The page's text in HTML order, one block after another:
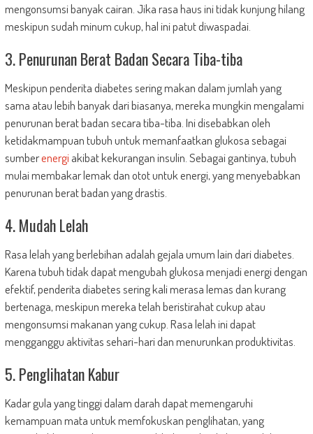
mengonsumsi banyak cairan. Jika rasa haus ini tidak kunjung hilang
meskipun sudah minum cukup, hal ini patut diwaspadai.
3. Penurunan Berat Badan Secara Tiba-tiba
Meskipun penderita diabetes sering makan dalam jumlah yang
sama atau lebih banyak dari biasanya, mereka mungkin mengalami
penurunan berat badan secara tiba-tiba. Ini disebabkan oleh
ketidakmampuan tubuh untuk memanfaatkan glukosa sebagai
sumberenergiakibat kekurangan insulin. Sebagai gantinya, tubuh
mulai membakar lemak dan otot untuk energi, yang menyebabkan
penurunan berat badan yang drastis.
4. Mudah Lelah
Rasa lelah yang berlebihan adalah gejala umum lain dari diabetes.
Karena tubuh tidak dapat mengubah glukosa menjadi energi dengan
efektif, penderita diabetes sering kali merasa lemas dan kurang
bertenaga, meskipun mereka telah beristirahat cukup atau
mengonsumsi makanan yang cukup. Rasa lelah ini dapat
mengganggu aktivitas sehari-hari dan menurunkan produktivitas.
5. Penglihatan Kabur
Kadar gula yang tinggi dalam darah dapat memengaruhi
kemampuan mata untuk memfokuskan penglihatan, yang